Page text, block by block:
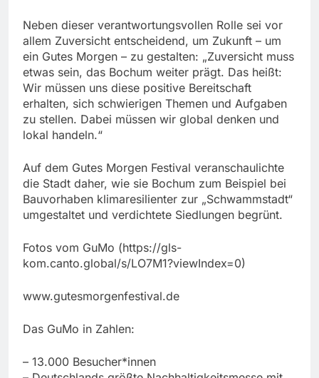
Neben dieser verantwortungsvollen Rolle sei vor
allem Zuversicht entscheidend, um Zukunft – um
ein Gutes Morgen – zu gestalten: „Zuversicht muss
etwas sein, das Bochum weiter prägt. Das heißt:
Wir müssen uns diese positive Bereitschaft
erhalten, sich schwierigen Themen und Aufgaben
zu stellen. Dabei müssen wir global denken und
lokal handeln.“
Auf dem Gutes Morgen Festival veranschaulichte
die Stadt daher, wie sie Bochum zum Beispiel bei
Bauvorhaben klimaresilienter zur „Schwammstadt“
umgestaltet und verdichtete Siedlungen begrünt.
Fotos vom GuMo (https://gls-
kom.canto.global/s/LO7M1?viewIndex=0)
www.gutesmorgenfestival.de
Das GuMo in Zahlen:
– 13.000 Besucher*innen